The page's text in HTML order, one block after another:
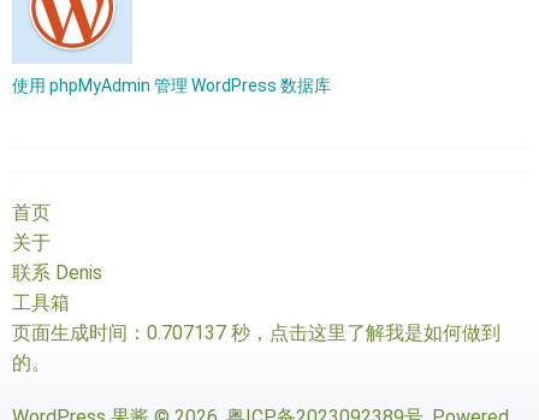
使用 phpMyAdmin 管理 WordPress 数据库
首页
关于
联系 Denis
工具箱
页面生成时间：0.707137 秒， 点击这里了解我是如何做到
的。